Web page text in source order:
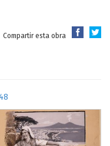
Compartir esta obra